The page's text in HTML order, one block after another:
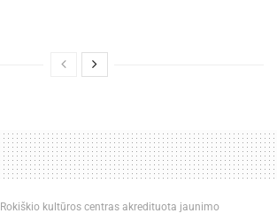
Rokiškio kultūros centras akredituota jaunimo